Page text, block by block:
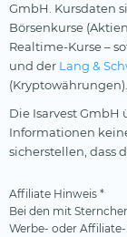
GmbH. Kursdaten
Börsenkurse
Realtime-Kurse –
und der Lang &
(Kryptowährungen).
Die Isarvest
Informationen
sicherstellen, dass
Affiliate Hinweis *
Bei den mit
Werbe- oder